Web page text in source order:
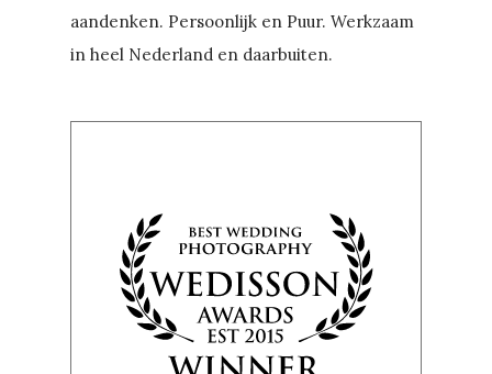
aandenken. Persoonlijk en Puur. Werkzaam
in heel Nederland en daarbuiten.